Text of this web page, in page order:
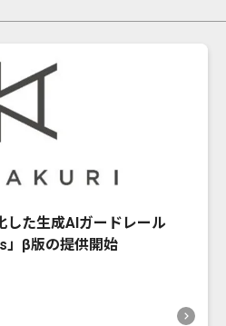
した生成AIガードレール
」β版の提供開始